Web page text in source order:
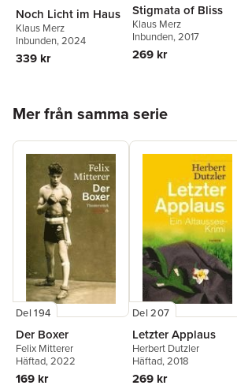
Noch Licht im Haus
Klaus Merz
Inbunden, 2024
339 kr
Stigmata of Bliss
Klaus Merz
Inbunden, 2017
269 kr
Mer från samma serie
Del 194
Der Boxer
Felix Mitterer
Häftad, 2022
169 kr
Del 207
Letzter Applaus
Herbert Dutzler
Häftad, 2018
269 kr